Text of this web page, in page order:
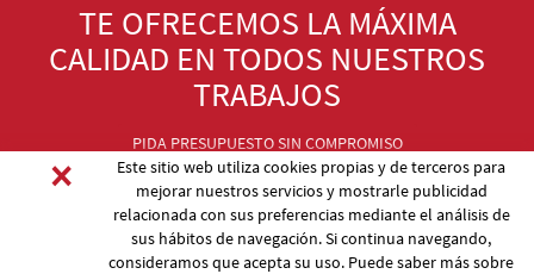
TE OFRECEMOS LA MÁXIMA
CALIDAD EN TODOS NUESTROS
TRABAJOS
PIDA PRESUPUESTO SIN COMPROMISO
×
Este sitio web utiliza cookies propias y de terceros para
mejorar nuestros servicios y mostrarle publicidad
relacionada con sus preferencias mediante el análisis de
sus hábitos de navegación. Si continua navegando,
consideramos que acepta su uso. Puede saber más sobre